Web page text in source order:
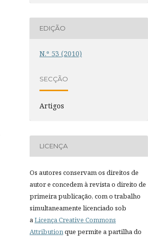
EDIÇÃO
N.º 53 (2010)
SECÇÃO
Artigos
LICENÇA
Os autores conservam os direitos de
autor e concedem à revista o direito de
primeira publicação, com o trabalho
simultaneamente licenciado sob
aLicença Creative Commons
Attributionque permite a partilha do